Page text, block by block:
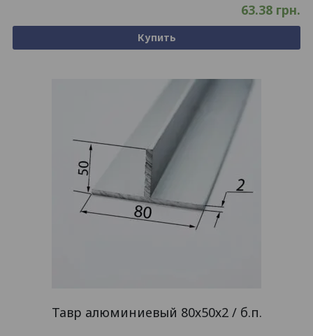
63.38 грн.
Купить
Тавр алюминиевый 80х50х2 / б.п.